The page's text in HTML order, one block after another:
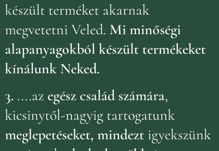
készült terméket akarnak
megvetetni Veled. Mi minőségi
alapanyagokból készült termékeket
kínálunk Neked.
3. ....az egész család számára,
kicsinytől-nagyig tartogatunk
meglepetéseket, mindezt igyekszünk